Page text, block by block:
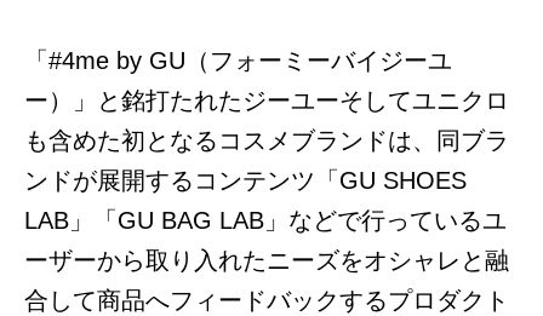
「#4me by GU（フォーミーバイジーユ
ー）」と銘打たれたジーユーそしてユニクロ
も含めた初となるコスメブランドは、同ブラ
ンドが展開するコンテンツ「GU SHOES
LAB」「GU BAG LAB」などで行っているユ
ーザーから取り入れたニーズをオシャレと融
合して商品へフィードバックするプロダクト